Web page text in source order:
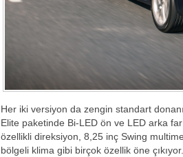
Her iki versiyon da zengin standart
Elite paketinde Bi-LED ön ve LED arka
özellikli direksiyon, 8,25 inç Swing
bölgeli klima gibi birçok özellik öne çıkıyor.